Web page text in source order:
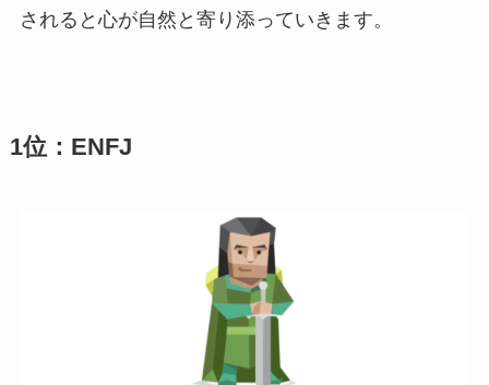
されると心が自然と寄り添っていきます。
1位：ENFJ